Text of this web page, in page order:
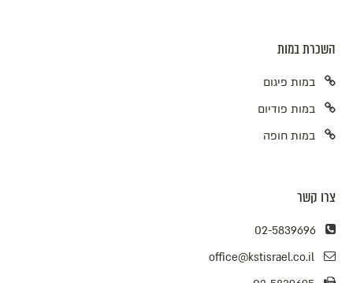
השכרת במות
במות פיגום
במות פודיום
במות חופה
צרו קשר
02-5839696
office@kstisrael.co.il